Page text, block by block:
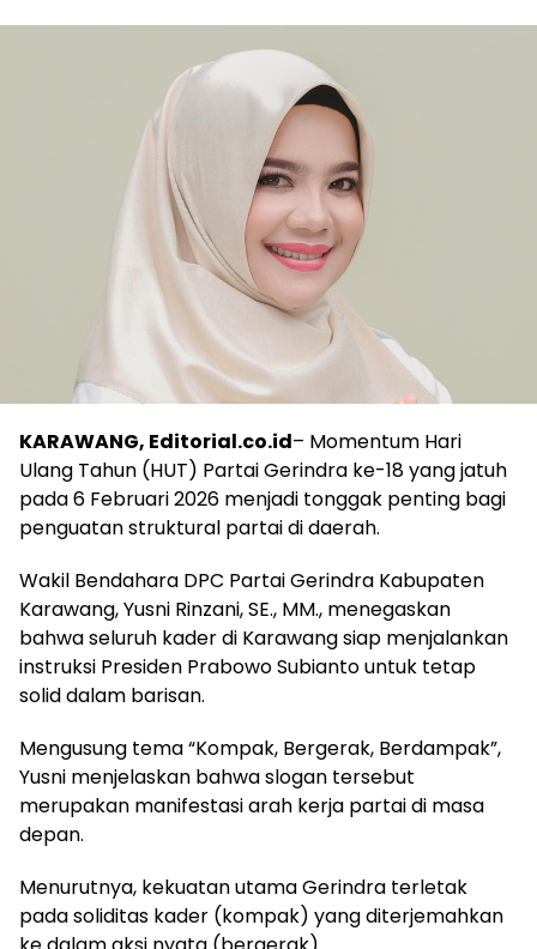
KARAWANG, Editorial.co.id– Momentum Hari
Ulang Tahun (HUT) Partai Gerindra ke-18 yang jatuh
pada 6 Februari 2026 menjadi tonggak penting bagi
penguatan struktural partai di daerah.
Wakil Bendahara DPC Partai Gerindra Kabupaten
Karawang, Yusni Rinzani, SE., MM., menegaskan
bahwa seluruh kader di Karawang siap menjalankan
instruksi Presiden Prabowo Subianto untuk tetap
solid dalam barisan.
Mengusung tema “Kompak, Bergerak, Berdampak”,
Yusni menjelaskan bahwa slogan tersebut
merupakan manifestasi arah kerja partai di masa
depan.
Menurutnya, kekuatan utama Gerindra terletak
pada soliditas kader (kompak) yang diterjemahkan